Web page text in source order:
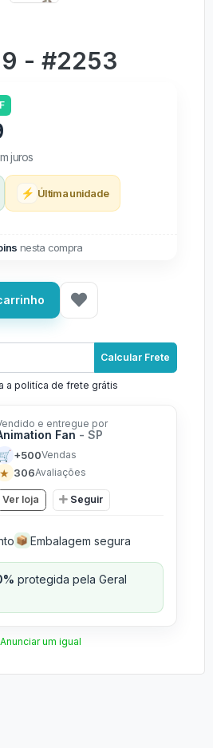
- #2253
juros
⚡ Última unidade
nesta compra
Calcular Frete
a politíca de frete grátis
e entregue por
Fan - SP
+500Vendas
★ 306Avaliações
Ver loja Seguir
📦 Embalagem segura
protegida pela Geral
um igual